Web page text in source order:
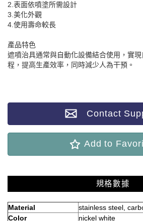
2.表面依噴塗所需設計
3.美化外觀
4.使用壽命較長
產品特色
遮噴治具通常與自動化設備結合使用，實
程，提高生產效率，同時減少人為干預。
Contact
Add to
規格數據
Material
stainless steel,
Color
nickel white